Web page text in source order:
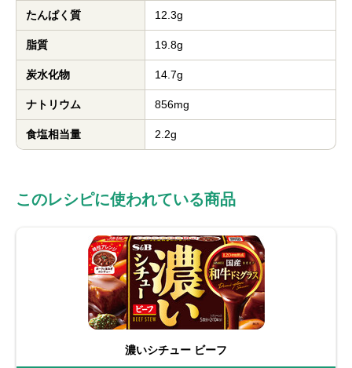
たんぱく質 12.3g
脂質 19.8g
炭水化物 14.7g
ナトリウム 856mg
食塩相当量 2.2g
このレシピに使われている商品
濃いシチュー ビーフ